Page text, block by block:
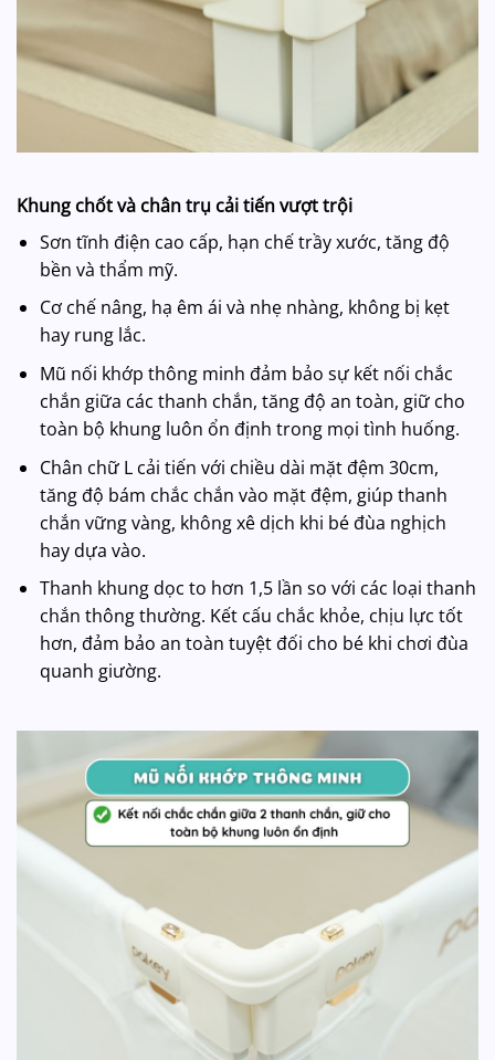
Khung chốt và chân trụ cải tiến vượt trội
Sơn tĩnh điện cao cấp, hạn chế trầy xước, tăng độ
bền và thẩm mỹ.
Cơ chế nâng, hạ êm ái và nhẹ nhàng, không bị kẹt
hay rung lắc.
Mũ nối khớp thông minh đảm bảo sự kết nối chắc
chắn giữa các thanh chắn, tăng độ an toàn, giữ cho
toàn bộ khung luôn ổn định trong mọi tình huống.
Chân chữ L cải tiến với chiều dài mặt đệm 30cm,
tăng độ bám chắc chắn vào mặt đệm, giúp thanh
chắn vững vàng, không xê dịch khi bé đùa nghịch
hay dựa vào.
Thanh khung dọc to hơn 1,5 lần so với các loại thanh
chắn thông thường. Kết cấu chắc khỏe, chịu lực tốt
hơn, đảm bảo an toàn tuyệt đối cho bé khi chơi đùa
quanh giường.